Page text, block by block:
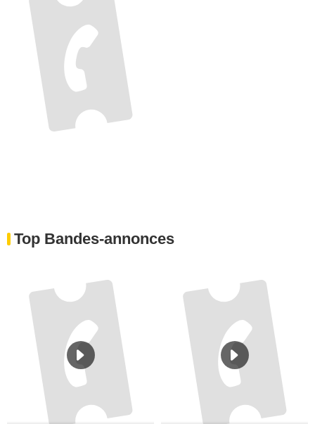
Top Bandes-annonces